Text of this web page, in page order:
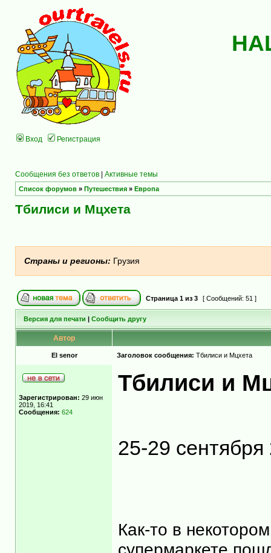
Вход Регистрация
Сообщения без ответов | Активные темы
Список форумов » Путешествия » Европа
Тбилиси и Мцхета
Страны и регионы: Грузия
Страница 1 из 3 [ Сообщений: 51 ]
Версия для печати | Сообщить другу
Автор
El senor Заголовок сообщения: Тбилиси и Мцхета
Зарегистрирован: 29 июн
2019, 16:41
Сообщения: 624
Тбилиси и
25-29 сентября
Как-то в